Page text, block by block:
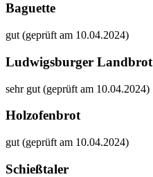
Baguette
gut (geprüft am 10.04.2024)
Ludwigsburger Landbrot
sehr gut (geprüft am 10.04.2024)
Holzofenbrot
gut (geprüft am 10.04.2024)
Schießtaler